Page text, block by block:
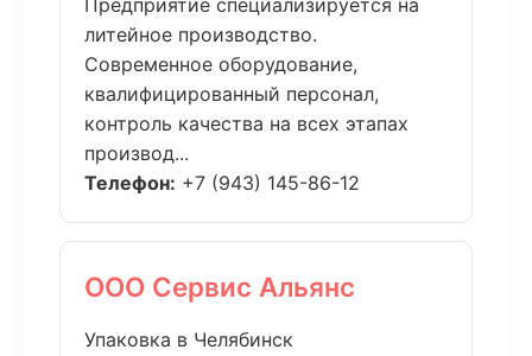
Предприятие специализируется на
литейное производство.
Современное оборудование,
квалифицированный персонал,
контроль качества на всех этапах
производ...
Телефон: +7 (943) 145-86-12
ООО Сервис Альянс
Упаковка в Челябинск